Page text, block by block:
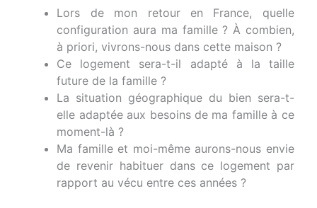
Lors de mon retour en France, quelle
configuration aura ma famille ? À combien,
à priori, vivrons-nous dans cette maison ?
Ce logement sera-t-il adapté à la taille
future de la famille ?
La situation géographique du bien sera-t-
elle adaptée aux besoins de ma famille à ce
moment-là ?
Ma famille et moi-même aurons-nous envie
de revenir habituer dans ce logement par
rapport au vécu entre ces années ?